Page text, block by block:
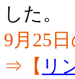
した。
9月25
⇒【 リ